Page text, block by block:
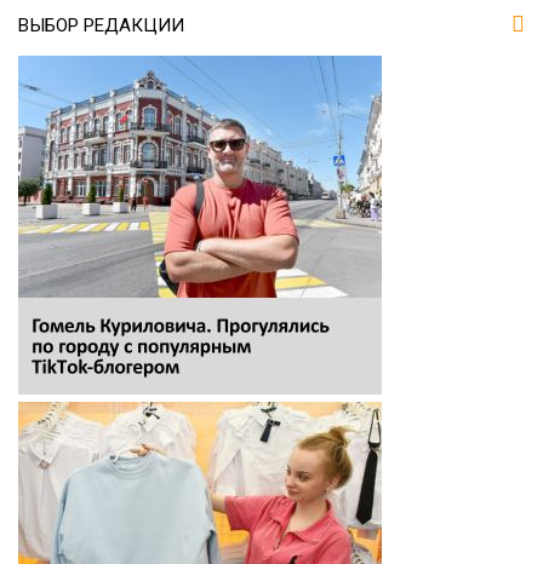
ВЫБОР РЕДАКЦИИ